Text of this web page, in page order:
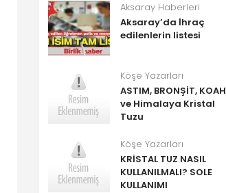
Aksaray Haberleri
Aksaray’da İhraç
edilenlerin listesi
Köşe Yazarları
ASTIM, BRONŞİT, KOAH
ve Himalaya Kristal
Tuzu
Köşe Yazarları
KRİSTAL TUZ NASIL
KULLANILMALI? SOLE
KULLANIMI